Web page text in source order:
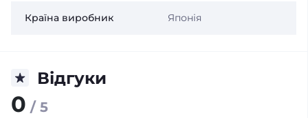
Країна виробник Японія
Відгуки
0 / 5